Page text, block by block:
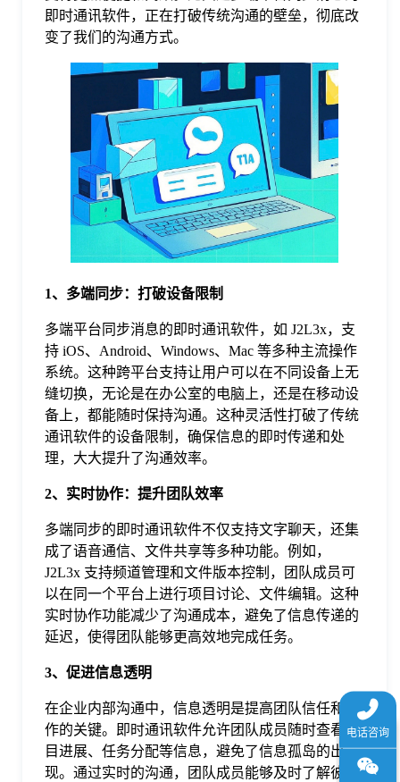
即时通讯软件，正在打破传统沟通的壁垒，彻底改
变了我们的沟通方式。
1、多端同步：打破设备限制
多端平台同步消息的即时通讯软件，如 J2L3x，支
持 iOS、Android、Windows、Mac 等多种主流操作
系统。这种跨平台支持让用户可以在不同设备上无
缝切换，无论是在办公室的电脑上，还是在移动设
备上，都能随时保持沟通。这种灵活性打破了传统
通讯软件的设备限制，确保信息的即时传递和处
理，大大提升了沟通效率。
2、实时协作：提升团队效率
多端同步的即时通讯软件不仅支持文字聊天，还集
成了语音通信、文件共享等多种功能。例如，
J2L3x 支持频道管理和文件版本控制，团队成员可
以在同一个平台上进行项目讨论、文件编辑。这种
实时协作功能减少了沟通成本，避免了信息传递的
延迟，使得团队能够更高效地完成任务。
3、促进信息透明
在企业内部沟通中，信息透明是提高团队信任和合
作的关键。即时通讯软件允许团队成员随时查看项
目进展、任务分配等信息，避免了信息孤岛的出
现。通过实时的沟通，团队成员能够及时了解彼此